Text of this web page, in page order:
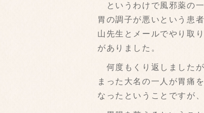
というわけで風邪薬の一
胃の調子が悪いという患
山先生とメールでやり取
がありました。
何度もくり返しました
まった大名の一人が胃痛
なったということですが